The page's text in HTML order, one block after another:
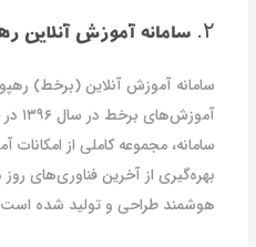
۲. سامانه آموزش آنلاین رهپویان
سامانه آموزش آنلاین (برخط)
سامانه، مجموعه کاملی از
بهره‌گیری از آخرین فناوری‌های
هوشمند طراحی و تولید شده